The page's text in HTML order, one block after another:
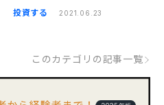
投資する 2021.06.23
このカテゴリの記事一覧